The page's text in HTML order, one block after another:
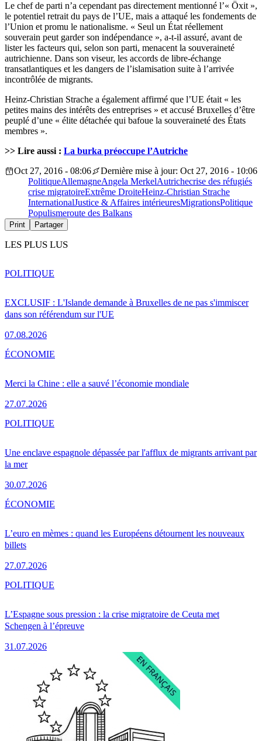
Le chef de parti n’a cependant pas directement mentionné l’« Öxit »,
le potentiel retrait du pays de l’UE, mais a attaqué les fondements de
l’Union et promu le nationalisme. « Seul un État réellement
souverain peut garder son indépendance », a-t-il assuré, avant de
lister les facteurs qui, selon son parti, menacent la souveraineté
autrichienne. Dans son viseur, les accords de libre-échange
transatlantiques et les dangers de l’islamisation suite à l’arrivée
incontrôlée de migrants.
Heinz-Christian Strache a également affirmé que l’UE était « les
petites mains des intérêts des entreprises » et accusé Bruxelles d’être
peuplé d’une « élite détachée qui bafoue la souveraineté des États
membres ».
>> Lire aussi : La burka préoccupe l’Autriche
Oct 27, 2016 - 08:06
Dernière mise à jour: Oct 27, 2016 - 10:06
PolitiqueAllemagneAngela MerkelAutrichecrise des réfugiés
crise migratoireExtrême DroiteHeinz-Christian Strache
InternationalJustice & Affaires intérieuresMigrationsPolitique
Populismeroute des Balkans
Print Partager
LES PLUS LUS
EXCLUSIF : L'Islande demande à Bruxelles de ne pas s'immiscer
dans son référendum sur l'UE
07.08.2026
POLITIQUE
Merci la Chine : elle a sauvé l’économie mondiale
27.07.2026
ÉCONOMIE
Une enclave espagnole dépassée par l'afflux de migrants arrivant par
la mer
30.07.2026
POLITIQUE
L’euro en mèmes : quand les Européens détournent les nouveaux
billets
27.07.2026
ÉCONOMIE
L’Espagne sous pression : la crise migratoire de Ceuta met
Schengen à l’épreuve
31.07.2026
POLITIQUE